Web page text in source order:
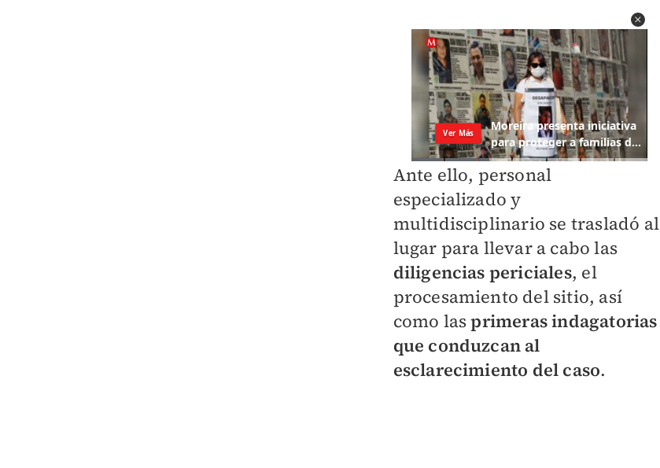
Ante ello, personal
especializado y
multidisciplinario se trasladó al
lugar para llevar a cabo las
diligencias periciales, el
procesamiento del sitio, así
como lasprimeras indagatorias
que conduzcan al
esclarecimiento del caso.